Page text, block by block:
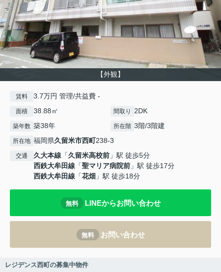
【外観】
賃料 3.7万円 管理/共益費 -
面積 38.88㎡ 間取り 2DK
築年数 築38年 所在階 3階/3階建
所在地 福岡県久留米市西町238-3
交通 久大本線 「久留米高校前 」駅 徒歩5分
西鉄大牟田線 「聖マリア病院前 」駅 徒歩17分
西鉄大牟田線 「花畑 」駅 徒歩18分
無料 LINEからお問い合わせ
無料 お問い合わせ
レジデンス西町の募集中物件